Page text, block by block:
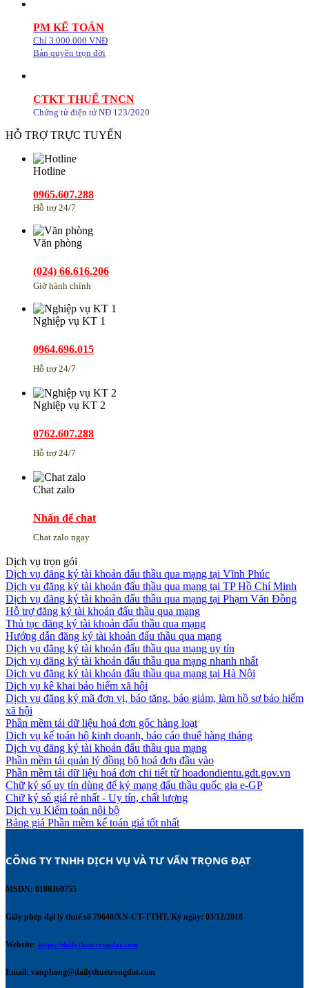
PM KẾ TOÁN
Chỉ 3.000.000 VNĐ
Bản quyền trọn đời
CTKT THUẾ TNCN
Chứng từ điện tử NĐ 123/2020
HỖ TRỢ TRỰC TUYẾN
Hotline
0965.607.288
Hỗ trợ 24/7
Văn phòng
(024) 66.616.206
Giờ hành chính
Nghiệp vụ KT 1
0964.696.015
Hỗ trợ 24/7
Nghiệp vụ KT 2
0762.607.288
Hỗ trợ 24/7
Chat zalo
Nhấn để chat
Chat zalo ngay
Dịch vụ trọn gói
Dịch vụ đăng ký tài khoản đấu thầu qua mạng tại Vĩnh Phúc
Dịch vụ đăng ký tài khoản đấu thầu qua mạng tại TP Hồ Chí Minh
Dịch vụ đăng ký tài khoản đấu thầu qua mạng tại Phạm Văn Đồng
Hỗ trợ đăng ký tài khoản đấu thầu qua mạng
Thủ tục đăng ký tài khoản đấu thầu qua mạng
Hướng dẫn đăng ký tài khoản đấu thầu qua mạng
Dịch vụ đăng ký tài khoản đấu thầu qua mạng uy tín
Dịch vụ đăng ký tài khoản đấu thầu qua mạng nhanh nhất
Dịch vụ đăng ký tài khoản đấu thầu qua mạng tại Hà Nội
Dịch vụ kê khai bảo hiểm xã hội
Dịch vụ đăng ký mã đơn vị, báo tăng, báo giảm, làm hồ sơ bảo hiểm
xã hội
Phần mềm tải dữ liệu hoá đơn gốc hàng loạt
Dịch vụ kế toán hộ kinh doanh, báo cáo thuế hàng tháng
Dịch vụ đăng ký tài khoản đấu thầu qua mạng
Phần mềm tải quản lý đồng bộ hoá đơn đầu vào
Phần mềm tải dữ liệu hoá đơn chi tiết từ hoadondientu.gdt.gov.vn
Chữ ký số uy tín dùng để ký mạng đấu thầu quốc gia e-GP
Chữ ký số giá rẻ nhất - Uy tín, chất lượng
Dịch vụ Kiểm toán nội bộ
Bảng giá Phần mềm kế toán giá tốt nhất
CÔNG TY TNHH DỊCH VỤ VÀ TƯ VẤN TRỌNG ĐẠT
MSDN: 0108369755
Giấy phép đại lý thuế số 79640/XN-CT-TTHT, Ký ngày: 03/12/2018
Website: https://dailythuetrongdat.com
Email: vanphong@dailythuetrongdat.com